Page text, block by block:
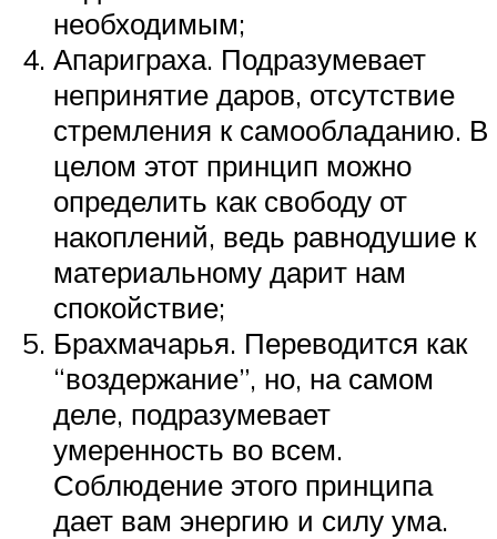
необходимым;
Апариграха. Подразумевает
непринятие даров, отсутствие
стремления к самообладанию. В
целом этот принцип можно
определить как свободу от
накоплений, ведь равнодушие к
материальному дарит нам
спокойствие;
Брахмачарья. Переводится как
“воздержание”, но, на самом
деле, подразумевает
умеренность во всем.
Соблюдение этого принципа
дает вам энергию и силу ума.